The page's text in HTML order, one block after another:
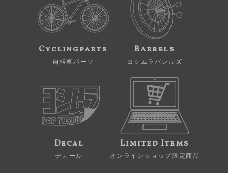
Cyclingparts
自転車パーツ
Barrels
ヨシムラバレルズ
Decal
デカール
Limited Items
オンラインショップ限定商品